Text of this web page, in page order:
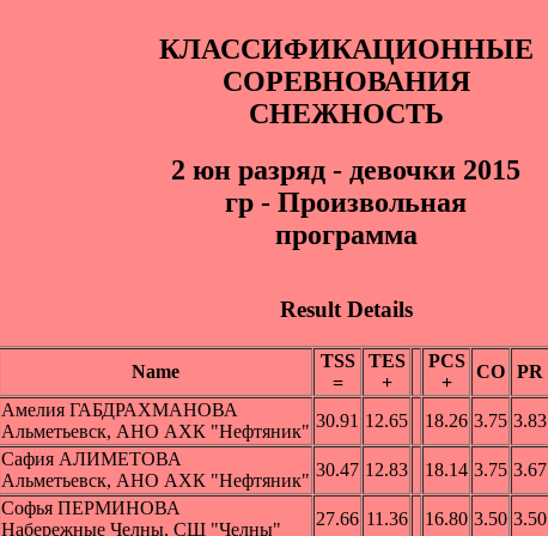
КЛАССИФИКАЦИОННЫЕ
СОРЕВНОВАНИЯ
СНЕЖНОСТЬ
2 юн paзряд - девочки 2015
гр - Произвольная
программа
Result Details
Name
TSS
=
TES
+
PCS
+
CO PR
Амелия ГАБДРАХМАНОВА
Альметьевск, АНО АХК "Нефтяник"
30.91 12.65 18.26 3.75 3.83
Сафия АЛИМЕТОВА
Альметьевск, АНО АХК "Нефтяник"
30.47 12.83 18.14 3.75 3.67
Софья ПЕРМИНОВА
Набережные Челны, СШ "Челны"
27.66 11.36 16.80 3.50 3.50